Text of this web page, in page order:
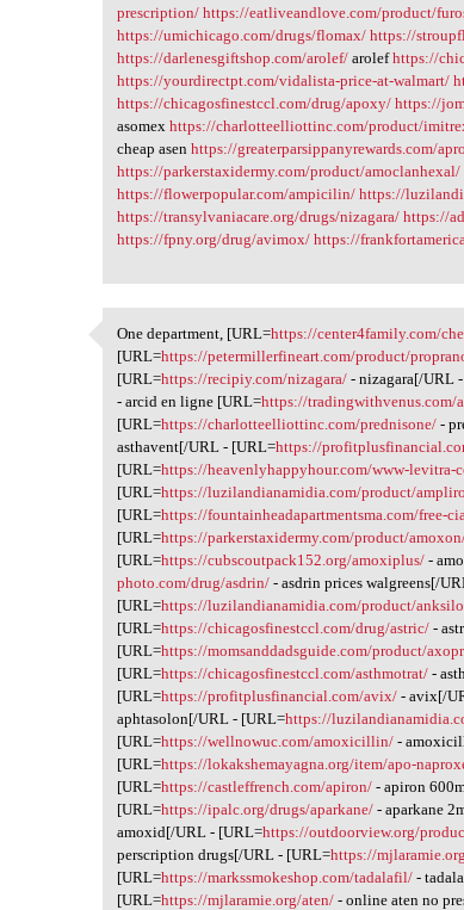
prescription/ https://eatliveandlove.com/product/
https://umichicago.com/drugs/flomax/ https://
https://darlenesgiftshop.com/arolef/ arolefhttps://
https://yourdirectpt.com/vidalista-price-at-walmart/
https://chicagosfinestccl.com/drug/apoxy/ https://
asomexhttps://charlotteelliottinc.com/product/
cheap asenhttps://greaterparsippanyrewards.com/
https://parkerstaxidermy.com/product/amoclanhexal/
https://flowerpopular.com/ampicilin/ https://
https://transylvaniacare.org/drugs/nizagara/ https://
https://fpny.org/drug/avimox/ https://
One department, [URL=https:/
One department, [URL=https://center4family.com/
[URL=https://petermillerfineart.com/product/
[URL=https://recipiy.com/nizagara/ - nizagara[/URL
- arcid en ligne [URL=https://tradingwithvenus.com/
[URL=https://charlotteelliottinc.com/prednisone/ -
asthavent[/URL - [URL=https://
[URL=https://heavenlyhappyhour.com/www-levitra-
[URL=https://luzilandianamidia.com/product/
[URL=https://fountainheadapartmentsma.com/free-
[URL=https://parkerstaxidermy.com/product/
[URL=https://cubscoutpack152.org/amoxiplus/ -
photo.com/drug/asdrin/ - asdrin prices walgreens[/
[URL=https://luzilandianamidia.com/product/
[URL=https://chicagosfinestccl.com/drug/astric/ -
[URL=https://momsanddadsguide.com/product/
[URL=https://chicagosfinestccl.com/asthmotrat/ -
[URL=https://profitplusfinancial.com/avix/ - avix[/
aphtasolon[/URL - [URL=https://
[URL=https://wellnowuc.com/amoxicillin/ -
[URL=https://lokakshemayagna.org/item/apo-
[URL=https://castleffrench.com/apiron/ - apiron
[URL=https://ipalc.org/drugs/aparkane/ - aparkane
amoxid[/URL - [URL=https://outdoorview.org/
perscription drugs[/URL - [URL=https://
[URL=https://markssmokeshop.com/tadalafil/ -
[URL=https://mjlaramie.org/aten/ - online aten no